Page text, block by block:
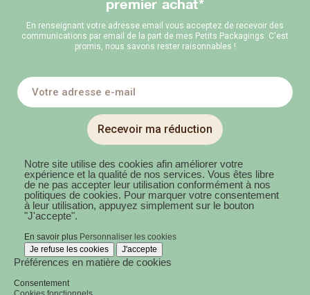
premier achat*
En renseignant votre adresse email vous acceptez de recevoir des
communications par email de la part de mes Petits Packagings. C'est
promis, nous savons rester raisonnables !
Recevoir ma réduction
Notre site utilise des cookies afin améliorer votre
expérience et la qualité de nos services. Vous êtes libre
de ne pas accepter leur utilisation conformément à nos
politiques de cookies. Pour marquer votre consentement
à leur utilisation, appuyez simplement sur le bouton
"J'accepte".
En savoir plus Personnaliser les cookies
Je refuse les cookies
J'accepte
Préférences en matière de cookies
Consentement